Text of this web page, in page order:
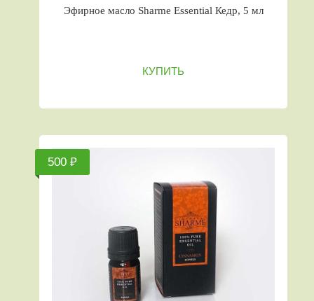
Эфирное масло Sharme Essential Кедр, 5 мл
КУПИТЬ
500 ₽